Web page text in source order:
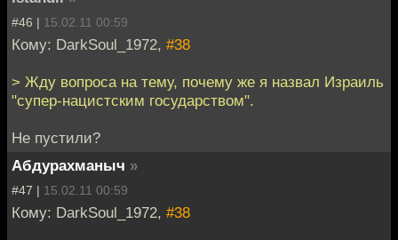
#46 | 15.02.11 00:59
Кому: DarkSoul_1972, #38
> Жду вопроса на тему, почему же я назвал Израиль
"супер-нацистским государством".
Не пустили?
Абдурахманыч »
#47 | 15.02.11 00:59
Кому: DarkSoul_1972, #38